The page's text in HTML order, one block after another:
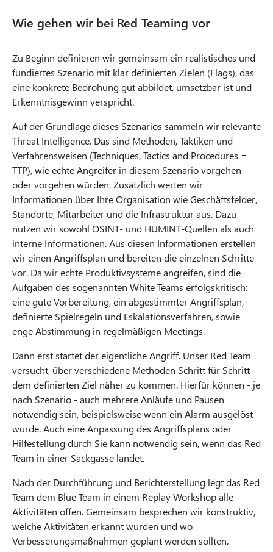
Wie gehen wir bei Red Teaming vor
Zu Beginn definieren wir gemeinsam ein realistisches und
fundiertes Szenario mit klar definierten Zielen (Flags), das
eine konkrete Bedrohung gut abbildet, umsetzbar ist und
Erkenntnisgewinn verspricht.
Auf der Grundlage dieses Szenarios sammeln wir relevante
Threat Intelligence. Das sind Methoden, Taktiken und
Verfahrensweisen (Techniques, Tactics and Procedures =
TTP), wie echte Angreifer in diesem Szenario vorgehen
oder vorgehen würden. Zusätzlich werten wir
Informationen über Ihre Organisation wie Geschäftsfelder,
Standorte, Mitarbeiter und die Infrastruktur aus. Dazu
nutzen wir sowohl OSINT- und HUMINT-Quellen als auch
interne Informationen. Aus diesen Informationen erstellen
wir einen Angriffsplan und bereiten die einzelnen Schritte
vor. Da wir echte Produktivsysteme angreifen, sind die
Aufgaben des sogenannten White Teams erfolgskritisch:
eine gute Vorbereitung, ein abgestimmter Angriffsplan,
definierte Spielregeln und Eskalationsverfahren, sowie
enge Abstimmung in regelmäßigen Meetings.
Dann erst startet der eigentliche Angriff. Unser Red Team
versucht, über verschiedene Methoden Schritt für Schritt
dem definierten Ziel näher zu kommen. Hierfür können - je
nach Szenario - auch mehrere Anläufe und Pausen
notwendig sein, beispielsweise wenn ein Alarm ausgelöst
wurde. Auch eine Anpassung des Angriffsplans oder
Hilfestellung durch Sie kann notwendig sein, wenn das Red
Team in einer Sackgasse landet.
Nach der Durchführung und Berichterstellung legt das Red
Team dem Blue Team in einem Replay Workshop alle
Aktivitäten offen. Gemeinsam besprechen wir konstruktiv,
welche Aktivitäten erkannt wurden und wo
Verbesserungsmaßnahmen geplant werden sollten.